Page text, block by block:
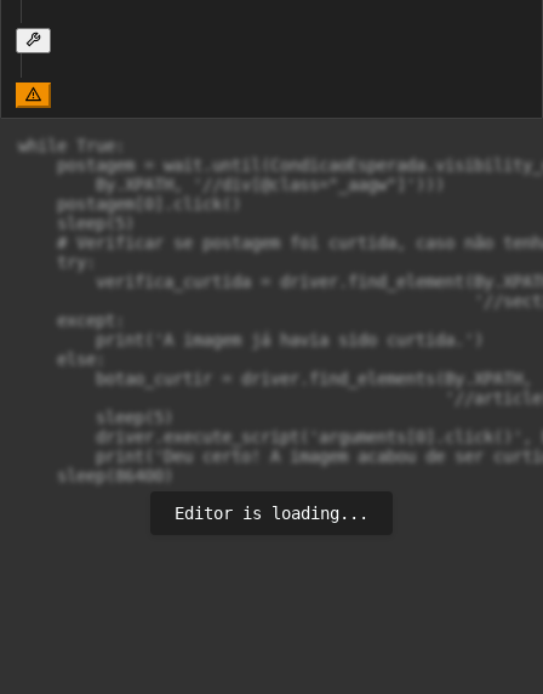
while True:
postagem =
        By.XPATH, '//div[@class="_aagw"]')))
    postagem[0].click()
    sleep(5)
# Verificar se postagem foi curtida, caso não
    try:
verifica_curtida =
'//
    except:
        print('A imagem já havia sido curtida.')
    else:
        botao_curtir = driver.find_elements(By.XPATH,
'//
        sleep(5)
driver.execute_script('arguments[0].click()',
print('Deu certo! A imagem acabou de ser
    sleep(86400)
Editor is loading...